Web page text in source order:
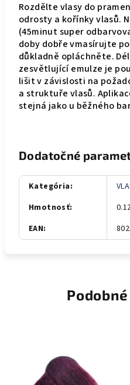
Rozdělte vlasy do
odrosty a kořínky vlasů.
(45minut super
doby dobře vmasírujte
důkladně opláchněte.
zesvětlující emulze je
lišit v závislosti na
a struktuře vlasů.
stejná jako u běžného
Dodatočné
Kategória:
Hmotnosť:
EAN: